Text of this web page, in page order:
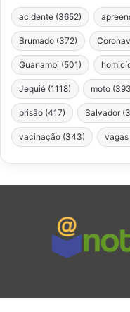
acidente (3652)
Brumado (372)
Guanambi (501)
Jequié (1118) moto
prisão (417) Salvador
vacinação (343) vagas